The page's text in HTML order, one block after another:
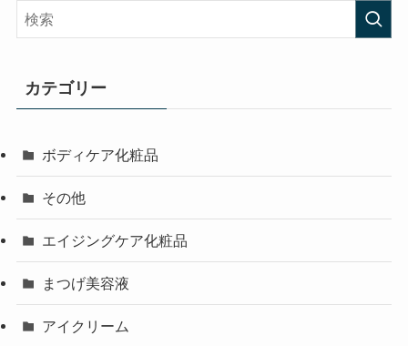
カテゴリー
ボディケア化粧品
その他
エイジングケア化粧品
まつげ美容液
アイクリーム